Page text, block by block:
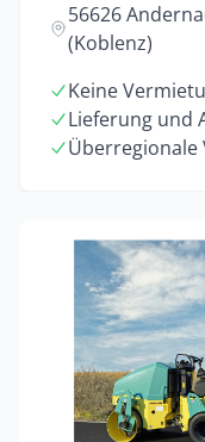
56626
(Koblenz)
Keine
Lieferung und
Überregionale